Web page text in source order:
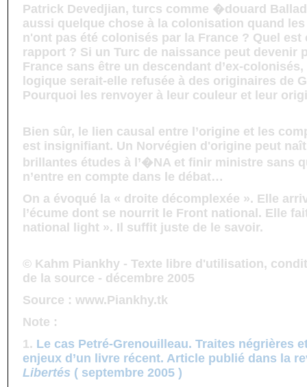
Patrick Devedjian, turcs comme �douard
aussi quelque chose à la colonisation quand
n'ont pas été colonisés par la France ? Quel est
rapport ? Si un Turc de naissance peut devenir
France sans être un descendant d’ex-
logique serait-elle refusée à des originaires de
Pourquoi les renvoyer à leur couleur et leur
Bien sûr, le lien causal entre l’origine et les
est insignifiant. Un Norvégien d'origine peut
brillantes études à l’�NA et finir ministre sans
n’entre en compte dans le débat…
On a évoqué la « droite décomplexée ». Elle
l’écume dont se nourrit le Front national. Elle
national light ». Il suffit juste de le savoir.
© Kahm Piankhy - Texte libre d'utilisation,
de la source - décembre 2005
Source : www.Piankhy.tk
Note :
1. Le cas Petré-Grenouilleau. Traites négrières
enjeux d’un livre récent. Article publié dans la
Libertés ( septembre 2005 )